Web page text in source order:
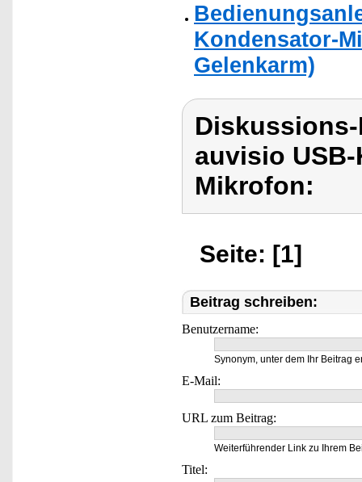
Kondensator-
Gelenkarm)
auvisio
Mikrofon:
Seite: [1]
Beitrag schreiben:
Benutzername:
Synonym, unter dem Ihr Beitrag
E-Mail:
URL zum Beitrag:
Weiterführender Link zu Ihrem
Titel: